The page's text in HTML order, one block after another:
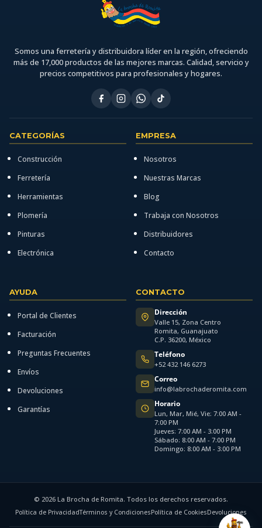
Somos una ferretería y distribuidora líder en la región, ofreciendo
más de 17,000 productos de las mejores marcas. Calidad, servicio y
precios competitivos para profesionales y hogares.
CATEGORÍAS
Construcción
Ferretería
Herramientas
Plomería
Pinturas
Electrónica
EMPRESA
Nosotros
Nuestras Marcas
Blog
Trabaja con Nosotros
Distribuidores
Contacto
AYUDA
Portal de Clientes
Facturación
Preguntas Frecuentes
Envíos
Devoluciones
Garantías
CONTACTO
Dirección
Valle 15, Zona Centro
Romita, Guanajuato
C.P. 36200, México
Teléfono
+52 432 146 6273
Correo
info@labrochaderomita.com
Horario
Lun, Mar, Mié, Vie: 7:00 AM -
7:00 PM
Jueves: 7:00 AM - 3:00 PM
Sábado: 8:00 AM - 7:00 PM
Domingo: 8:00 AM - 3:00 PM
© 2026 La Brocha de Romita. Todos los derechos reservados.
Política de PrivacidadTérminos y CondicionesPolítica de CookiesDevoluciones